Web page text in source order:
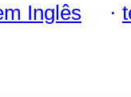
Inglês ·